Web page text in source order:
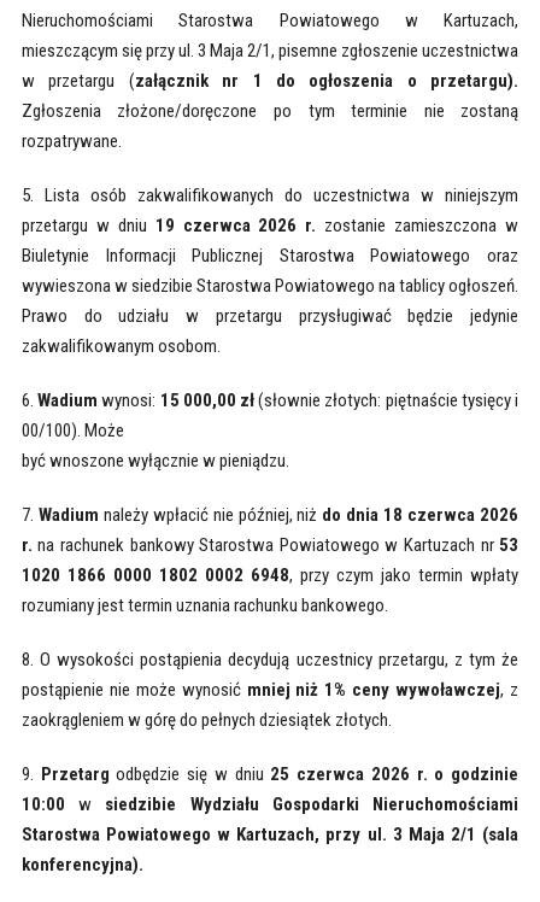
Nieruchomościami Starostwa Powiatowego w Kartuzach,
mieszczącym się przy ul. 3 Maja 2/1, pisemne zgłoszenie uczestnictwa
w przetargu (załącznik nr 1 do ogłoszenia o przetargu).
Zgłoszenia złożone/doręczone po tym terminie nie zostaną
rozpatrywane.
5. Lista osób zakwalifikowanych do uczestnictwa w niniejszym
przetargu w dniu 19 czerwca 2026 r. zostanie zamieszczona w
Biuletynie Informacji Publicznej Starostwa Powiatowego oraz
wywieszona w siedzibie Starostwa Powiatowego na tablicy ogłoszeń.
Prawo do udziału w przetargu przysługiwać będzie jedynie
zakwalifikowanym osobom.
6.Wadiumwynosi: 15 000,00 zł(słownie złotych: piętnaście tysięcy i
00/100). Może
być wnoszone wyłącznie w pieniądzu.
7. Wadium należy wpłacić nie później, niż do dnia 18 czerwca 2026
r.na rachunek bankowy Starostwa Powiatowego w Kartuzach nr53
1020 1866 0000 1802 0002 6948, przy czym jako termin wpłaty
rozumiany jest termin uznania rachunku bankowego.
8. O wysokości postąpienia decydują uczestnicy przetargu, z tym że
postąpienie nie może wynosić mniej niż 1% ceny wywoławczej, z
zaokrągleniem w górę do pełnych dziesiątek złotych.
9. Przetargodbędzie się w dniu 25 czerwca 2026 r. o godzinie
10:00w siedzibie Wydziału Gospodarki Nieruchomościami
Starostwa Powiatowego w Kartuzach, przy ul. 3 Maja 2/1 (sala
konferencyjna).